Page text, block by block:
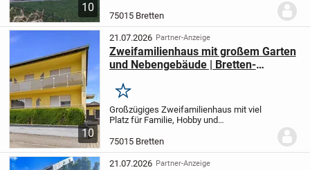
10
leben? Dieses charmante Einfamilienhaus
bietet jede Menge Platz für die
persönliche...
75015 Bretten
10
21.07.2026 Partner-Anzeige
Zweifamilienhaus mit großem Garten
und Nebengebäude | Bretten-
Merken
Großzügiges Zweifamilienhaus mit viel
Platz für Familie, Hobby und
mit großzügigem Raumangebot, flexiblen
Nutzungsmöglichkeiten und viel
Potenzial? Dann ist...
75015 Bretten
21.07.2026 Partner-Anzeige